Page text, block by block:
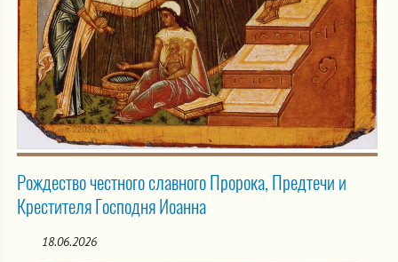
Рождество честного славного Пророка, Предтечи и
Крестителя Господня Иоанна
18.06.2026